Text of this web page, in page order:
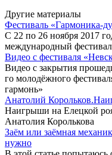
Другие материалы
Фестиваль «Гармоника-
С 22 по 26 ноября 2017
международный
Видео с фестиваля
Видео с закрытия
го молодёжного
гармонь»
Анатолий
Наигрыши на Елецкой
Анатолия Королькова
Заём или заёмная
нужно